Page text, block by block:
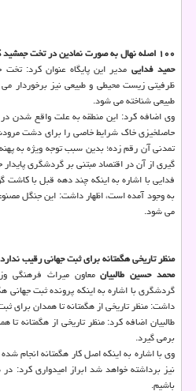
۱۰۰ اصله نهال به صورت نمادین در تخت جمشید کاشته شد
حمید فدایی مدیر این پایگاه عنوان کرد:
ظرفیتی زیست محیطی و طبیعی نیز برخوردار
طبیعی شناخته می شود.
وی اضافه کرد: این منطقه به علت واقع شدن
حاصلخیزی خاک شرایط خاصی را برای دشت
تمدنی آن رقم زده؛ بدین سبب توجه ویژه به
گیری از آن در اقتصاد مبتنی بر گردشگری
فدایی با اشاره به اینکه چند دهه قبل با کاشت
به وجود آمده است، اظهار داشت: این جنگل
می شود.
منظر تاریخی هگمتانه برای ثبت جهانی رقیب ندارد
محمد حسین طالبیانمعاون میراث فرهنگی
گردشگری با اشاره به اینکه پرونده ثبت جهانی
داشت: منظر تاریخی از هگمتانه تا همدان برای
طالبیان اضافه کرد: منظر تاریخی از هگمتانه تا
برمی گیرد.
وی با اشاره به اینکه اصل کار هگمتانه انجام
باشیم.